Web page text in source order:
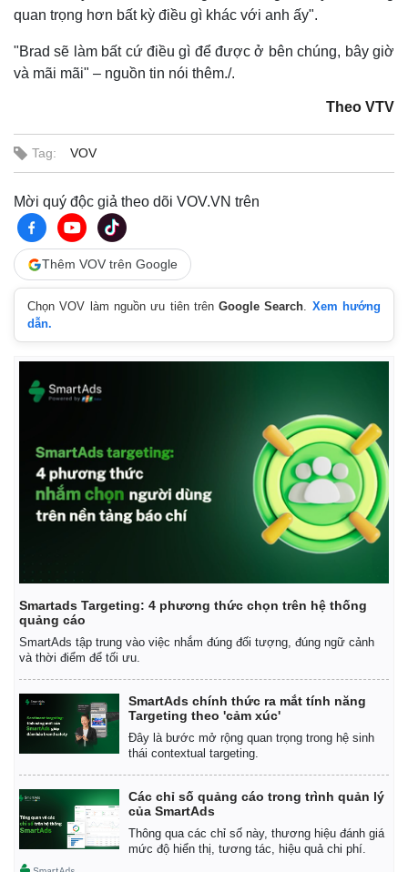
Thế giới
Quan sát
Cuộc sống đó đây
Hồ sơ
Video
Ảnh
quan trọng hơn bất kỳ điều gì khác với anh ấy".
"Brad sẽ làm bất cứ điều gì để được ở bên chúng, bây giờ
và mãi mãi" – nguồn tin nói thêm./.
Theo VTV
Tag: VOV
Mời quý độc giả theo dõi VOV.VN trên
Thêm VOV trên Google
Chọn VOV làm nguồn ưu tiên trênGoogle Search. Xem hướng
dẫn.
Smartads Targeting: 4 phương thức chọn trên hệ thống
quảng cáo
SmartAds tập trung vào việc nhắm đúng đối tượng, đúng ngữ cảnh
và thời điểm để tối ưu.
SmartAds chính thức ra mắt tính năng
Targeting theo 'cảm xúc'
Đây là bước mở rộng quan trọng trong hệ sinh
thái contextual targeting.
Các chỉ số quảng cáo trong trình quản lý
của SmartAds
Thông qua các chỉ số này, thương hiệu đánh giá
mức độ hiển thị, tương tác, hiệu quả chi phí.